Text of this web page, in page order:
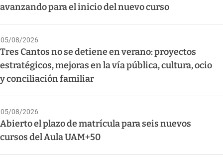
avanzando para el inicio del nuevo curso
05/08/2026
Tres Cantos no se detiene en verano: proyectos
estratégicos, mejoras en la vía pública, cultura, ocio
y conciliación familiar
05/08/2026
Abierto el plazo de matrícula para seis nuevos
cursos del Aula UAM+50